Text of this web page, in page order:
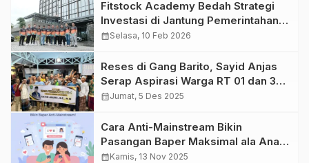
Fitstock Academy Bedah Strategi
Investasi di Jantung Pemerintahan
Baru: Mengupas Prospek Saham
calendar_monthSelasa, 10 Feb 2026
Reses di Gang Barito, Sayid Anjas
Serap Aspirasi Warga RT 01 dan 34
Teluk Lingga
calendar_monthJumat, 5 Des 2025
Cara Anti-Mainstream Bikin
Pasangan Baper Maksimal ala Anak
IT
calendar_monthKamis, 13 Nov 2025